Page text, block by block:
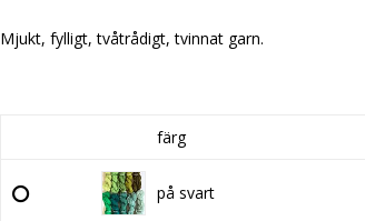
Lägg till i favoritlistan
Mjukt, fylligt, tvåtrådigt, tvinnat garn.
färg
på svart